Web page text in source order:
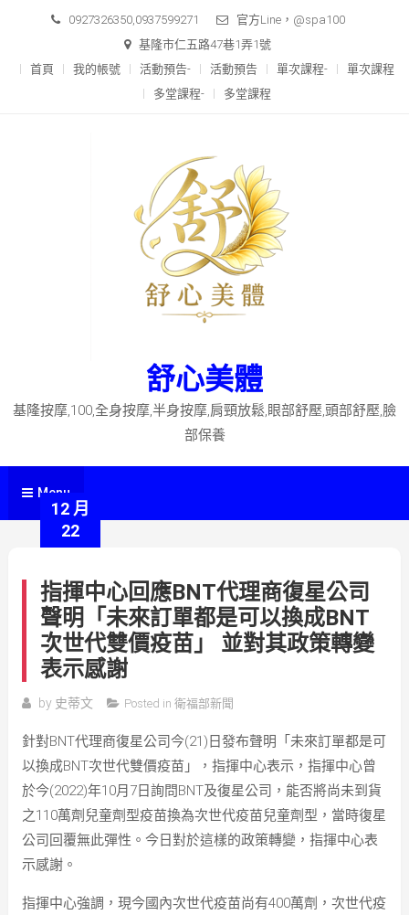
content
0927326350,0937599271
官方Line，@spa100
基隆市仁五路47巷1弄1號
首頁
我的帳號 活動預告- 活動預告 單次課程-
單次課程
多堂課程-
多堂課程
舒心美體
基隆按摩,100,全身按摩,半身按摩,肩頸放鬆,眼部舒壓,頭部舒壓,臉
部保養
Menu
12 月
22
指揮中心回應BNT代理商復星公司
聲明「未來訂單都是可以換成BNT
次世代雙價疫苗」 並對其政策轉變
表示感謝
by 史蒂文 Posted in 衛福部新聞
針對BNT代理商復星公司今(21)日發布聲明「未來訂單都是可
以換成BNT次世代雙價疫苗」，指揮中心表示，指揮中心曾
於今(2022)年10月7日詢問BNT及復星公司，能否將尚未到貨
之110萬劑兒童劑型疫苗換為次世代疫苗兒童劑型，當時復星
公司回覆無此彈性。今日對於這樣的政策轉變，指揮中心表
示感謝。
指揮中心強調，現今國內次世代疫苗尚有400萬劑，次世代疫